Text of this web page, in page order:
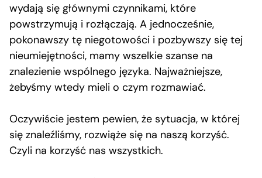
wydają się głównymi czynnikami, które
powstrzymują i rozłączają. A jednocześnie,
pokonawszy tę niegotowości i pozbywszy się tej
nieumiejętności, mamy wszelkie szanse na
znalezienie wspólnego języka. Najważniejsze,
żebyśmy wtedy mieli o czym rozmawiać.
Oczywiście jestem pewien, że sytuacja, w której
się znaleźliśmy, rozwiąże się na naszą korzyść.
Czyli na korzyść nas wszystkich.